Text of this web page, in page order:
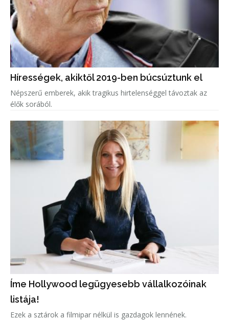
Hírességek, akiktől 2019-ben búcsúztunk el
Népszerű emberek, akik tragikus hirtelenséggel távoztak az
élők sorából.
Íme Hollywood legügyesebb vállalkozóinak
listája!
Ezek a sztárok a filmipar nélkül is gazdagok lennének.